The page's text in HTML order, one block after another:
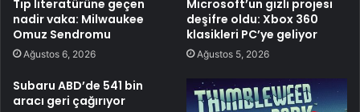
Tıp literatürüne geçen
nadir vaka: Milwaukee
Omuz Sendromu
Ağustos 6, 2026
Microsoft’un gizli projesi
deşifre oldu: Xbox 360
klasikleri PC’ye geliyor
Ağustos 5, 2026
Subaru ABD’de 541 bin
aracı geri çağırıyor